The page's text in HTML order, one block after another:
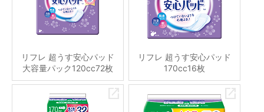
リフレ 超うす安心パッド
大容量パック120cc72枚
リフレ 超うす安心パッド
170cc16枚